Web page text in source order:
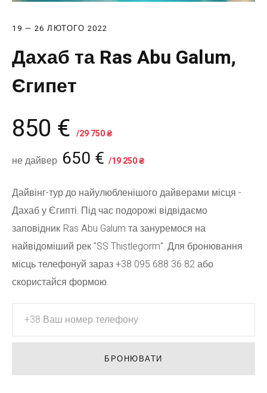
19 — 26 ЛЮТОГО 2022
Дахаб та Ras Abu Galum,
Єгипет
850 € /29 750 ₴
не дайвер 650 € /19 250 ₴
Дайвінг-тур до найулюбленішого дайверами місця -
Дахаб у Єгипті. Під час подорожі відвідаємо
заповідник Ras Abu Galum та зануремося на
найвідоміший рек "SS Thistlegorm". Для бронювання
місць телефонуй зараз +38 095 688 36 82 або
скористайся формою.
БРОНЮВАТИ